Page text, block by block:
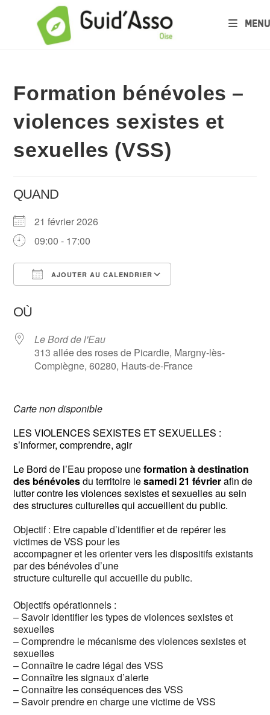
MENU
Formation bénévoles –
violences sexistes et
sexuelles (VSS)
QUAND
21 février 2026
09:00 - 17:00
AJOUTER AU CALENDRIER
OÙ
Le Bord de l'Eau
313 allée des roses de Picardie, Margny-lès-
Compiègne, 60280, Hauts-de-France
Carte non disponible
LES VIOLENCES SEXISTES ET SEXUELLES :
s’informer, comprendre, agir
Le Bord de l’Eau propose uneformation à destination
des bénévolesdu territoire lesamedi 21 févrierafin de
lutter contre les violences sexistes et sexuelles au sein
des structures culturelles qui accueillent du public.
Objectif : Etre capable d’identifier et de repérer les
victimes de VSS pour les
accompagner et les orienter vers les dispositifs existants
par des bénévoles d’une
structure culturelle qui accueille du public.
Objectifs opérationnels :
– Savoir identifier les types de violences sexistes et
sexuelles
– Comprendre le mécanisme des violences sexistes et
sexuelles
– Connaître le cadre légal des VSS
– Connaître les signaux d’alerte
– Connaître les conséquences des VSS
– Savoir prendre en charge une victime de VSS